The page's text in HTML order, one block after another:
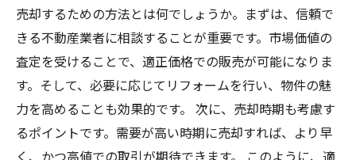
売却するための方法とは何でしょうか。まずは、信頼で
きる不動産業者に相談することが重要です。市場価値の
査定を受けることで、適正価格での販売が可能になりま
す。そして、必要に応じてリフォームを行い、物件の魅
力を高めることも効果的です。 次に、売却時期も考慮す
るポイントです。需要が高い時期に売却すれば、より早
く、かつ高値での取引が期待できます。 このように、適